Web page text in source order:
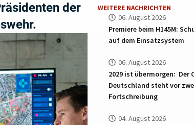
der
WEITERE NACHRICHTEN
06. August 2026
Premiere beim H145M:
auf dem Einsatzsystem
06. August 2026
2029 ist übermorgen: Der
Deutschland steht vor
Fortschreibung
04. August 2026